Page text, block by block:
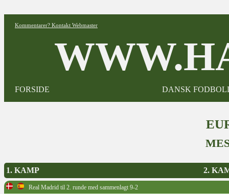
Kommentarer? Kontakt Webmaster
FORSIDE DANSK
1. KAMP 2.
Real Madrid til 2. runde med sammenlagt 9-2